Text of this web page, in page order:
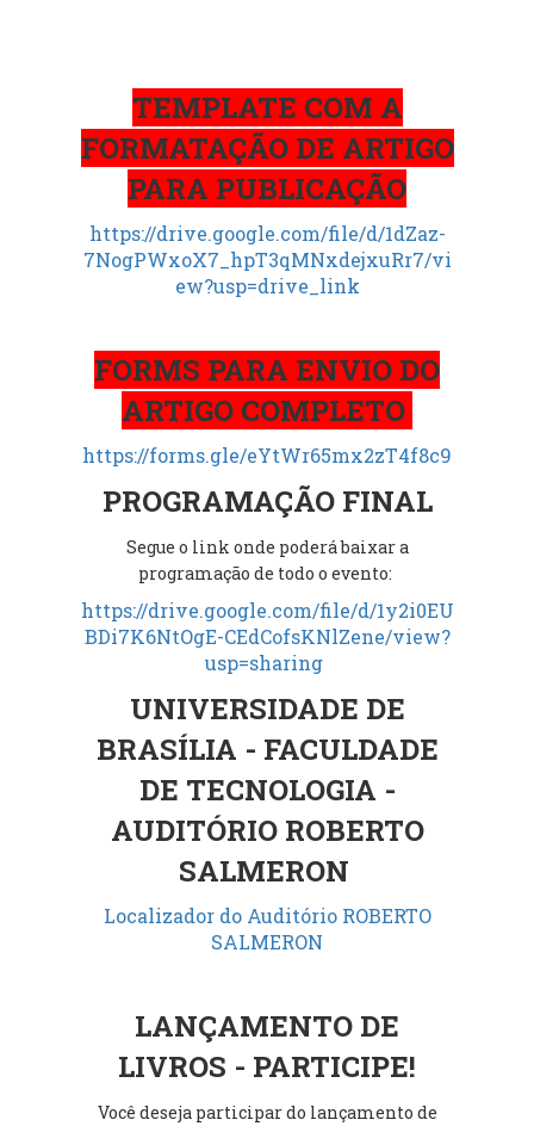
TEMPLATE COM A
FORMATAÇÃO DE ARTIGO
PARA PUBLICAÇÃO
https://drive.google.com/file/d/1dZaz-
7NogPWxoX7_hpT3qMNxdejxuRr7/vi
ew?usp=drive_link
FORMS PARA ENVIO DO
ARTIGO COMPLETO
https://forms.gle/eYtWr65mx2zT4f8c9
PROGRAMAÇÃO FINAL
Segue o link onde poderá baixar a
programação de todo o evento:
https://drive.google.com/file/d/1y2i0EU
BDi7K6NtOgE-CEdCofsKNlZene/view?
usp=sharing
UNIVERSIDADE DE
BRASÍLIA - FACULDADE
DE TECNOLOGIA -
AUDITÓRIO ROBERTO
SALMERON
Localizador do Auditório ROBERTO
SALMERON
LANÇAMENTO DE
LIVROS - PARTICIPE!
Você deseja participar do lançamento de